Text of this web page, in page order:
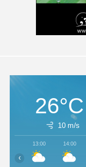
26°C
10 m/s
13:00 14:00
‹